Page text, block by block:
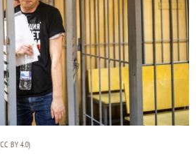
BY 4.0)